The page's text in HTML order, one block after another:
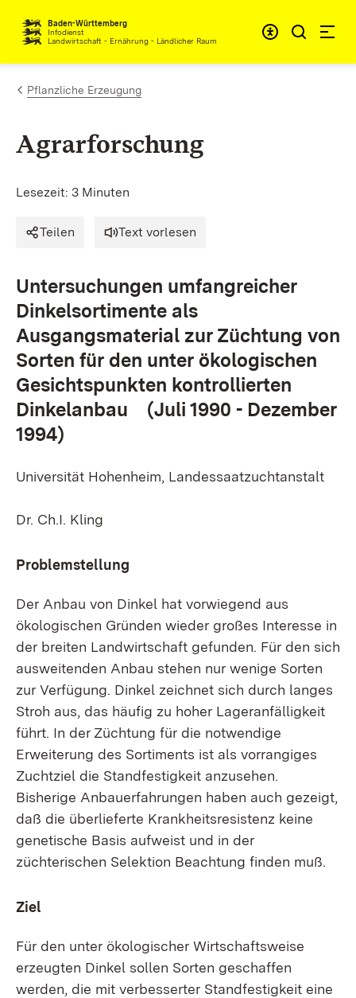
Zum Inhalt springen
Baden-Württemberg
Infodienst
Landwirtschaft - Ernährung - Ländlicher Raum
Pflanzliche Erzeugung
Agrarforschung
Lesezeit: 3 Minuten
Teilen Text vorlesen
Untersuchungen umfangreicher
Dinkelsortimente als
Ausgangsmaterial zur Züchtung von
Sorten für den unter ökologischen
Gesichtspunkten kontrollierten
Dinkelanbau (Juli 1990 - Dezember
1994)
Universität Hohenheim, Landessaatzuchtanstalt
Dr. Ch.I. Kling
Problemstellung
Der Anbau von Dinkel hat vorwiegend aus
ökologischen Gründen wieder großes Interesse in
der breiten Landwirtschaft gefunden. Für den sich
ausweitenden Anbau stehen nur wenige Sorten
zur Verfügung. Dinkel zeichnet sich durch langes
Stroh aus, das häufig zu hoher Lageranfälligkeit
führt. In der Züchtung für die notwendige
Erweiterung des Sortiments ist als vorrangiges
Zuchtziel die Standfestigkeit anzusehen.
Bisherige Anbauerfahrungen haben auch gezeigt,
daß die überlieferte Krankheitsresistenz keine
genetische Basis aufweist und in der
züchterischen Selektion Beachtung finden muß.
Ziel
Für den unter ökologischer Wirtschaftsweise
erzeugten Dinkel sollen Sorten geschaffen
werden, die mit verbesserter Standfestigkeit eine